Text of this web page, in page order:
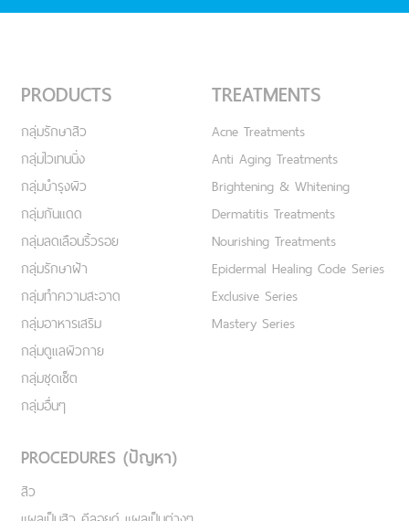
PRODUCTS
กลุ่มรักษาสิว
กลุ่มไวเทนนิ่ง
กลุ่มบำรุงผิว
กลุ่มกันแดด
กลุ่มลดเลือนริ้วรอย
กลุ่มรักษาฝ้า
กลุ่มทำความสะอาด
กลุ่มอาหารเสริม
กลุ่มดูแลผิวกาย
กลุ่มชุดเซ็ต
กลุ่มอื่นๆ
TREATMENTS
Acne Treatments
Anti Aging Treatments
Brightening & Whitening
Dermatitis Treatments
Nourishing Treatments
Epidermal Healing Code Series
Exclusive Series
Mastery Series
PROCEDURES (ปัญหา)
สิว